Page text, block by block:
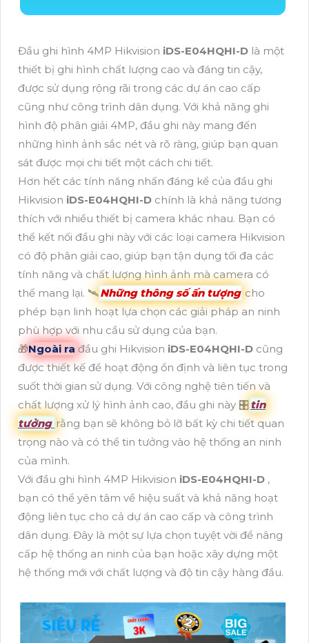
Đầu ghi hình 4MP Hikvision iDS-E04HQHI-D là một
thiết bị ghi hình chất lượng cao và đáng tin cậy,
được sử dụng rộng rãi trong các dự án cao cấp
cũng như công trình dân dụng. Với khả năng ghi
hình độ phân giải 4MP, đầu ghi này mang đến
những hình ảnh sắc nét và rõ ràng, giúp bạn quan
sát được mọi chi tiết một cách chi tiết.
Hơn hết các tính năng nhấn đáng kể của đầu ghi
Hikvision iDS-E04HQHI-D chính là khả năng tương
thích với nhiều thiết bị camera khác nhau. Bạn có
thể kết nối đầu ghi này với các loại camera Hikvision
có độ phân giải cao, giúp bạn tận dụng tối đa các
tính năng và chất lượng hình ảnh mà camera có
thể mang lại. 🛰Những thông số ấn tượng cho
phép bạn linh hoạt lựa chọn các giải pháp an ninh
phù hợp với nhu cầu sử dụng của bạn.
🎁Ngoài ra đầu ghi Hikvision iDS-E04HQHI-D cũng
được thiết kế để hoạt động ổn định và liên tục trong
suốt thời gian sử dụng. Với công nghệ tiên tiến và
chất lượng xử lý hình ảnh cao, đầu ghi này 🎛tin
tưởng rằng bạn sẽ không bỏ lỡ bất kỳ chi tiết quan
trọng nào và có thể tin tưởng vào hệ thống an ninh
của mình.
Với đầu ghi hình 4MP Hikvision iDS-E04HQHI-D ,
bạn có thể yên tâm về hiệu suất và khả năng hoạt
động liên tục cho cả dự án cao cấp và công trình
dân dụng. Đây là một sự lựa chọn tuyệt vời để nâng
cấp hệ thống an ninh của bạn hoặc xây dựng một
hệ thống mới với chất lượng và độ tin cậy hàng đầu.